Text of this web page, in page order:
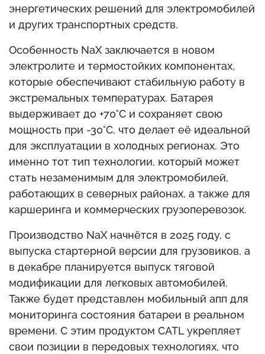
энергетических решений для электромобилей
и других транспортных средств.
Особенность NaX заключается в новом
электролите и термостойких компонентах,
которые обеспечивают стабильную работу в
экстремальных температурах. Батарея
выдерживает до +70°C и сохраняет свою
мощность при -30°C, что делает её идеальной
для эксплуатации в холодных регионах. Это
именно тот тип технологии, который может
стать незаменимым для электромобилей,
работающих в северных районах, а также для
каршеринга и коммерческих грузоперевозок.
Производство NaX начнётся в 2025 году, с
выпуска стартерной версии для грузовиков, а
в декабре планируется выпуск тяговой
модификации для легковых автомобилей.
Также будет представлен мобильный апп для
мониторинга состояния батареи в реальном
времени. С этим продуктом CATL укрепляет
свои позиции в передовых технологиях, что